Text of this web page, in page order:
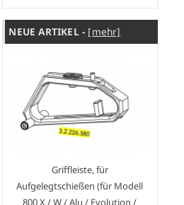
NEUE ARTIKEL - [mehr]
Griffleiste, für
Aufgelegtschießen (für Modell
800 X / W / Alu / Evolution /